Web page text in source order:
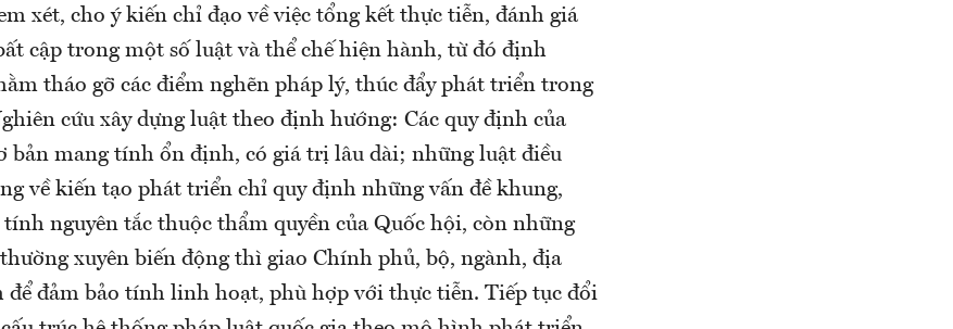
xét, cho ý kiến chỉ đạo về việc tổng kết thực tiễn, đánh giá
cập trong một số luật và thể chế hiện hành, từ đó định
tháo gỡ các điểm nghẽn pháp lý, thúc đẩy phát triển trong
cứu xây dựng luật theo định hướng: Các quy định của
bản mang tính ổn định, có giá trị lâu dài; những luật điều
về kiến tạo phát triển chỉ quy định những vấn đề khung,
nguyên tắc thuộc thẩm quyền của Quốc hội, còn những
xuyên biến động thì giao Chính phủ, bộ, ngành, địa
để đảm bảo tính linh hoạt, phù hợp với thực tiễn. Tiếp tục đổi